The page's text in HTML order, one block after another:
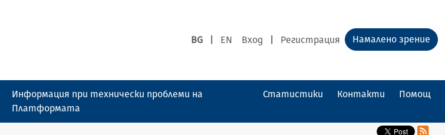
BG EN Вход Регистрация Намалено зрение
Информация при технически проблеми на
Платформата
Статистики Контакти Помощ